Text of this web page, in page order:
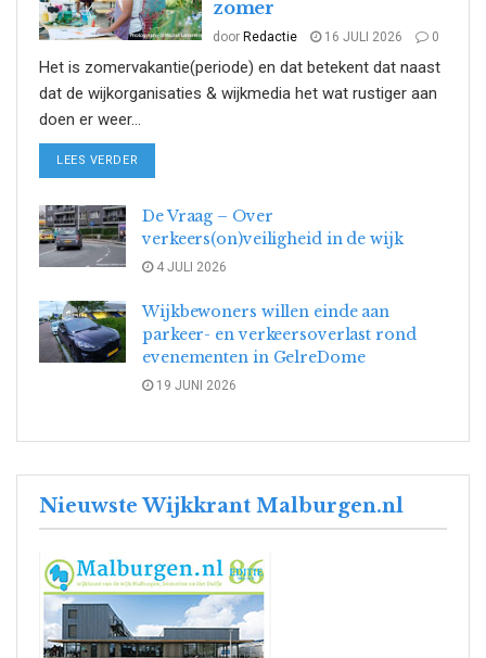
zomer
door Redactie 16 JULI 2026 0
Het is zomervakantie(periode) en dat betekent dat naast
dat de wijkorganisaties & wijkmedia het wat rustiger aan
doen er weer...
LEES VERDER
De Vraag – Over
verkeers(on)veiligheid in de wijk
4 JULI 2026
Wijkbewoners willen einde aan
parkeer- en verkeersoverlast rond
evenementen in GelreDome
19 JUNI 2026
Nieuwste Wijkkrant Malburgen.nl